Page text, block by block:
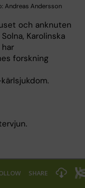
Andreas Andersson
och anknuten
Karolinska
forskning